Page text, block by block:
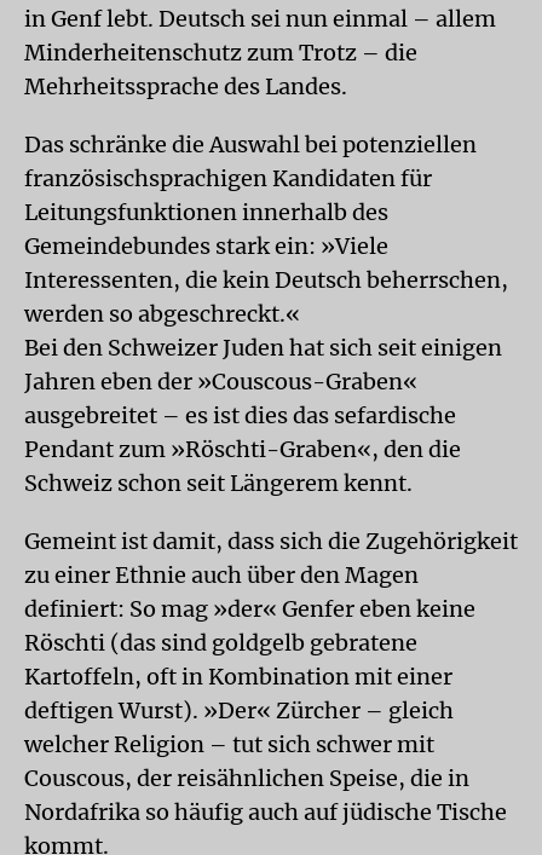
in Genf lebt. Deutsch sei nun einmal – allem
Minderheitenschutz zum Trotz – die
Mehrheitssprache des Landes.
Das schränke die Auswahl bei potenziellen
französischsprachigen Kandidaten für
Leitungsfunktionen innerhalb des
Gemeindebundes stark ein: »Viele
Interessenten, die kein Deutsch beherrschen,
werden so abgeschreckt.«
Bei den Schweizer Juden hat sich seit einigen
Jahren eben der »Couscous-Graben«
ausgebreitet – es ist dies das sefardische
Pendant zum »Röschti-Graben«, den die
Schweiz schon seit Längerem kennt.
Gemeint ist damit, dass sich die Zugehörigkeit
zu einer Ethnie auch über den Magen
definiert: So mag »der« Genfer eben keine
Röschti (das sind goldgelb gebratene
Kartoffeln, oft in Kombination mit einer
deftigen Wurst). »Der« Zürcher – gleich
welcher Religion – tut sich schwer mit
Couscous, der reisähnlichen Speise, die in
Nordafrika so häufig auch auf jüdische Tische
kommt.